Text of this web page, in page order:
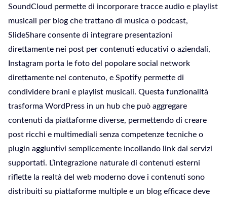
SoundCloud permette di incorporare tracce audio e playlist
musicali per blog che trattano di musica o podcast,
SlideShare consente di integrare presentazioni
direttamente nei post per contenuti educativi o aziendali,
Instagram porta le foto del popolare social network
direttamente nel contenuto, e Spotify permette di
condividere brani e playlist musicali. Questa funzionalità
trasforma WordPress in un hub che può aggregare
contenuti da piattaforme diverse, permettendo di creare
post ricchi e multimediali senza competenze tecniche o
plugin aggiuntivi semplicemente incollando link dai servizi
supportati. L’integrazione naturale di contenuti esterni
riflette la realtà del web moderno dove i contenuti sono
distribuiti su piattaforme multiple e un blog efficace deve